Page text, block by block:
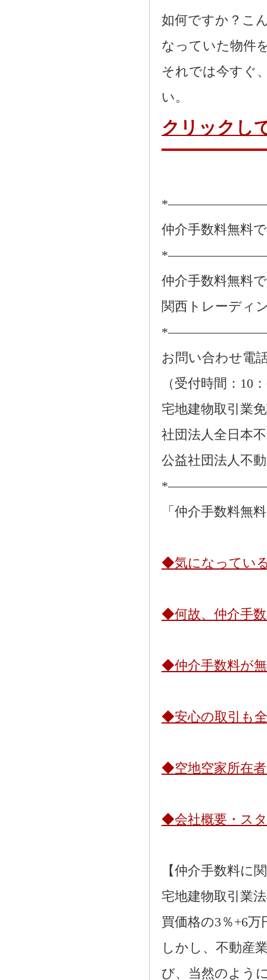
如何ですか？こ
なっていた物件
それでは今すぐ
い。
クリックし
仲介手数料無料
仲介手数料無料
関西トレーディ
お問い合わせ電
（受付時間：10
宅地建物取引業
社団法人全日本
公益社団法人不
「仲介手数料無
◆気になってい
◆何故、仲介手
◆仲介手数料が
◆安心の取引も
◆空地空家所在
◆会社概要・ス
【仲介手数料に
宅地建物取引業
買価格の3％+6
しかし、不動産
び、当然のよう